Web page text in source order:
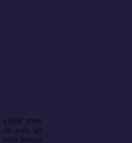
visité mes
Je suis un
amour